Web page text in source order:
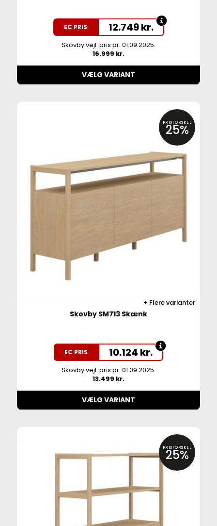
EC PRIS 12.749kr.
Skovby vejl. pris pr. 01.09.2025:
16.999 kr.
VÆLG VARIANT
PRISFORSKEL
25%
Flere varianter
Skovby SM713 Skænk
EC PRIS 10.124 kr.
Skovby vejl. pris pr. 01.09.2025:
13.499 kr.
VÆLG VARIANT
PRISFORSKEL
25%